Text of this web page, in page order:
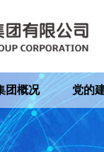
团概况 党的